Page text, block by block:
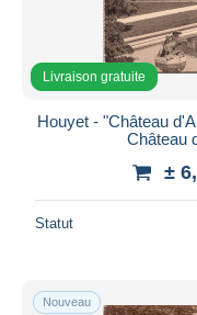
Livraison gratuite
Houyet - "Château
Château
±
Statut
Nouveau